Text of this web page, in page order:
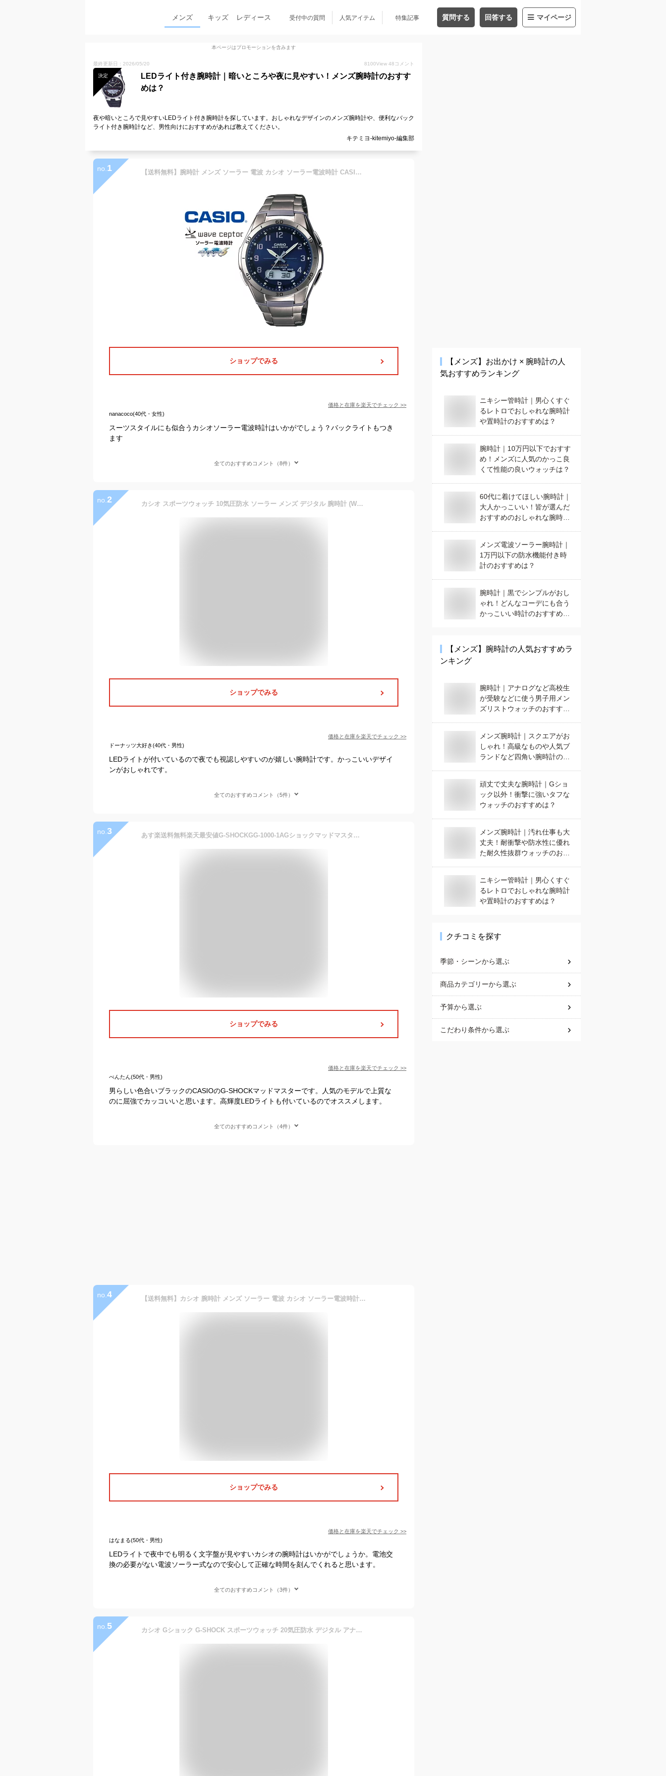
メンズ キッズ レディース 受付中の質問 人気アイテム 特集記事 質問する 回答する マイページ
本ページはプロモーションを含みます
最終更新日：2026/05/20 8100View 48 コメント
決定
LEDライト付き腕時計｜暗いところや夜に見やすい！メンズ腕時計のおすす
めは？
夜や暗いところで見やすいLEDライト付き腕時計を探しています。おしゃれなデザインのメンズ腕時計や、便利なバック
ライト付き腕時計など、男性向けにおすすめがあれば教えてください。
キテミヨ-kitemiyo-編集部
no. 1 【送料無料】腕時計 メンズ ソーラー 電波 カシオ ソーラー電波時計 CASIO ソーラー電波 腕時計 ウェーブセプター 10気圧防水 wave cepter 電波ソーラー LEDライト ギフト メタルバンド マルチバンド6 父の日 遅れてごめんね 男性 プレゼント
ショップでみる
価格と在庫を楽天でチェック >>
nanacoco(40代・女性)
スーツスタイルにも似合うカシオソーラー電波時計はいかがでしょう？バックライトもつき
ます
全てのおすすめコメント（8件）
no. 2 カシオ スポーツウォッチ 10気圧防水 ソーラー メンズ デジタル 腕時計 (WSD11AUP-302) ストップウォッチ カウントダウンタイマー 120ラップ LEDライト付き ソーラー ランニングウォッチ CASIO 海外限定 マラソン ランニング 時計 デジタルウォッチ
ショップでみる
価格と在庫を楽天でチェック >>
ドーナッツ大好き(40代・男性)
LEDライトが付いているので夜でも視認しやすいのが嬉しい腕時計です。かっこいいデザイ
ンがおしゃれです。
全てのおすすめコメント（5件）
no. 3 あす楽送料無料楽天最安値G-SHOCKGG-1000-1AGショックマッドマスターMUDMASTERメンズ腕時計高輝度LEDライトCASIOカシオ正規品アウトドアプレゼント20気圧防水
ショップでみる
価格と在庫を楽天でチェック >>
べんたん(50代・男性)
男らしい色合いブラックのCASIOのG-SHOCKマッドマスターです。人気のモデルで上質な
のに屈強でカッコいいと思います。高輝度LEDライトも付いているのでオススメします。
全てのおすすめコメント（4件）
no. 4 【送料無料】カシオ 腕時計 メンズ ソーラー 電波 カシオ ソーラー電波時計 電波ソーラー腕時計 ウェーブセプター WVA-M650D 太陽光 10気圧防水 アラーム ワールドタイム カレンダー タイマー 日本 中国 北米 ヨーロッパ ビジネス 防災 新生活 ギフト 実用的
ショップでみる
価格と在庫を楽天でチェック >>
はなまる(50代・男性)
LEDライトで夜中でも明るく文字盤が見やすいカシオの腕時計はいかがでしょうか。電池交
換の必要がない電波ソーラー式なので安心して正確な時間を刻んでくれると思います。
全てのおすすめコメント（3件）
no. 5 カシオ Gショック G-SHOCK スポーツウォッチ 20気圧防水 デジタル アナログ 腕時計 g-shock （AW-591-2AJF） 1/100秒ストップウォッチ ワールドタイム LEDライト付き ランニングウォッチ カシオ CASIO マラソン ランニング ウォッチ 時計
【メンズ】 お出かけ × 腕時計の人
気おすすめランキング
ニキシー管時計｜男心くすぐ
るレトロでおしゃれな腕時計
や置時計のおすすめは？
腕時計｜10万円以下でおすす
め！メンズに人気のかっこ良
くて性能の良いウォッチは？
60代に着けてほしい腕時計｜
大人かっこいい！皆が選んだ
おすすめのおしゃれな腕時計
メンズ電波ソーラー腕時計｜
1万円以下の防水機能付き時
計のおすすめは？
腕時計｜黒でシンプルがおし
ゃれ！どんなコーデにも合う
かっこいい時計のおすすめ
【メンズ】 腕時計の人気おすすめラ
ンキング
腕時計｜アナログなど高校生
が受験などに使う男子用メン
ズリストウォッチのおすすめ
メンズ腕時計｜スクエアがお
しゃれ！高級なものや人気ブ
ランドなど四角い腕時計のお
頑丈で丈夫な腕時計｜Gショ
ック以外！衝撃に強いタフな
ウォッチのおすすめは？
メンズ腕時計｜汚れ仕事も大
丈夫！耐衝撃や防水性に優れ
た耐久性抜群ウォッチのおす
ニキシー管時計｜男心くすぐ
るレトロでおしゃれな腕時計
や置時計のおすすめは？
クチコミを探す
季節・シーンから選ぶ
商品カテゴリーから選ぶ
予算から選ぶ
こだわり条件から選ぶ